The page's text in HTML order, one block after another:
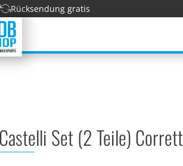
Rücksendung gratis
Castelli Set (2 Teile)